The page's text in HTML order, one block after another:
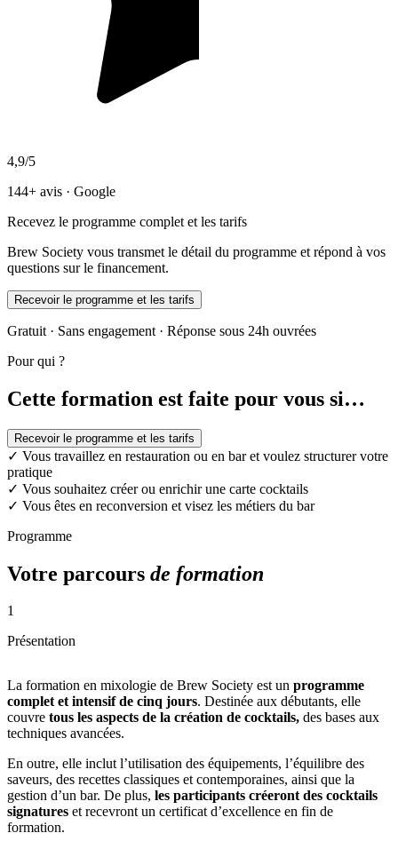
4,9/5
144+ avis · Google
Recevez le programme complet et les tarifs
Brew Society vous transmet le détail du programme et répond à vos
questions sur le financement.
Recevoir le programme et les tarifs
Gratuit · Sans engagement · Réponse sous 24h ouvrées
Pour qui ?
Cette formation est faite pour vous si…
Recevoir le programme et les tarifs
✓ Vous travaillez en restauration ou en bar et voulez structurer votre
pratique
✓ Vous souhaitez créer ou enrichir une carte cocktails
✓ Vous êtes en reconversion et visez les métiers du bar
Programme
Votre parcours de formation
1
Présentation
La formation en mixologie de Brew Society est un programme
complet et intensif de cinq jours. Destinée aux débutants, elle
couvre tous les aspects de la création de cocktails, des bases aux
techniques avancées.
En outre, elle inclut l’utilisation des équipements, l’équilibre des
saveurs, des recettes classiques et contemporaines, ainsi que la
gestion d’un bar. De plus, les participants créeront des cocktails
signatures et recevront un certificat d’excellence en fin de
formation.